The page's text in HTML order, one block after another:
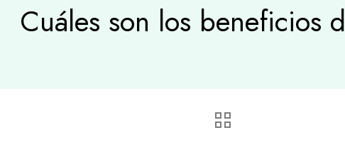
Cuáles son los beneficios